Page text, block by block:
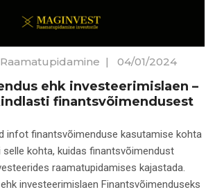
Raamatupidamine | 04/01/2024
ehk investeerimislaen –
finantsvõimendusest
infot finantsvõimenduse kasutamise kohta
kohta, kuidas finantsvõimendust
raamatupidamises kajastada.
investeerimislaen Finantsvõimenduseks